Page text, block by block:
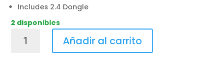
Includes 2.4 Dongle
2 disponibles
Gaming
Añadir al carrito